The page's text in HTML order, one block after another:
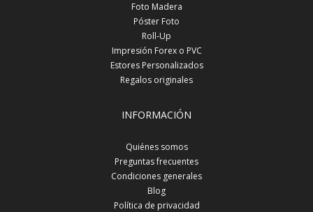
Foto Madera
Póster Foto
Roll-Up
Impresión Forex o PVC
Estores Personalizados
Regalos originales
INFORMACIÓN
Quiénes somos
Preguntas frecuentes
Condiciones generales
Blog
Política de privacidad